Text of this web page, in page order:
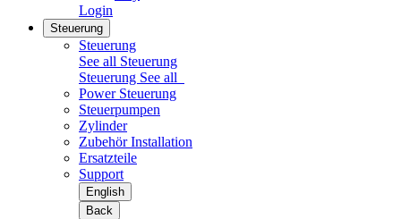
Login
Steuerung
Steuerung
See all Steuerung
Steuerung See all
Power Steuerung
Steuerpumpen
Zylinder
Zubehör Installation
Ersatzteile
Support
English
Back